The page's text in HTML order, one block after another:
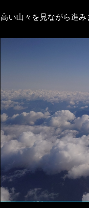
高い山々を見ながら進み